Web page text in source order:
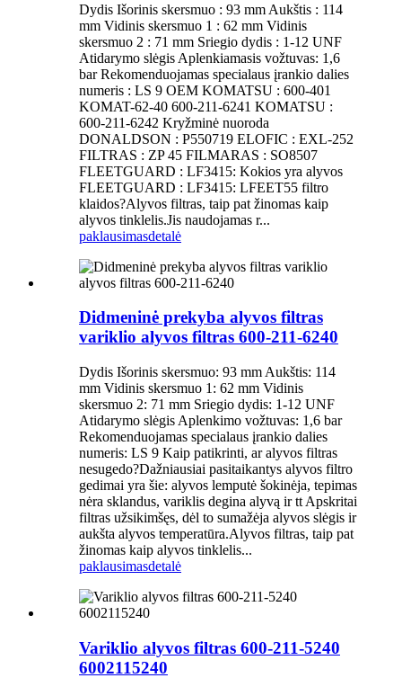
Dydis Išorinis skersmuo : 93 mm Aukštis : 114
mm Vidinis skersmuo 1 : 62 mm Vidinis
skersmuo 2 : 71 mm Sriegio dydis : 1-12 UNF
Atidarymo slėgis Aplenkiamasis vožtuvas: 1,6
bar Rekomenduojamas specialaus įrankio dalies
numeris : LS 9 OEM KOMATSU : 600-401
KOMAT-62-40 600-211-6241 KOMATSU :
600-211-6242 Kryžminė nuoroda
DONALDSON : P550719 ELOFIC : EXL-252
FILTRAS : ZP 45 FILMARAS : SO8507
FLEETGUARD : LF3415: Kokios yra alyvos
FLEETGUARD : LF3415: LFEET55 filtro
klaidos?Alyvos filtras, taip pat žinomas kaip
alyvos tinklelis.Jis naudojamas r...
paklausimasdetalė
Didmeninė prekyba alyvos filtras
variklio alyvos filtras 600-211-6240
Dydis Išorinis skersmuo: 93 mm Aukštis: 114
mm Vidinis skersmuo 1: 62 mm Vidinis
skersmuo 2: 71 mm Sriegio dydis: 1-12 UNF
Atidarymo slėgis Aplenkimo vožtuvas: 1,6 bar
Rekomenduojamas specialaus įrankio dalies
numeris: LS 9 Kaip patikrinti, ar alyvos filtras
nesugedo?Dažniausiai pasitaikantys alyvos filtro
gedimai yra šie: alyvos lemputė šokinėja, tepimas
nėra sklandus, variklis degina alyvą ir tt Apskritai
filtras užsikimšęs, dėl to sumažėja alyvos slėgis ir
aukšta alyvos temperatūra.Alyvos filtras, taip pat
žinomas kaip alyvos tinklelis...
paklausimasdetalė
Variklio alyvos filtras 600-211-5240
6002115240